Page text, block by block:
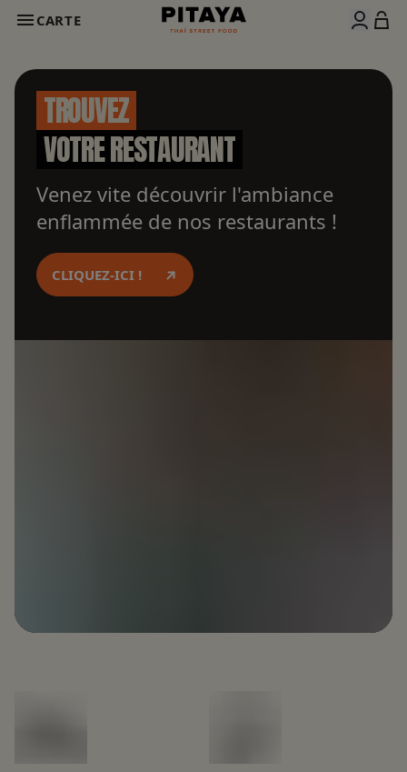
CARTE
TROUVEZ
VOTRE RESTAURANT
Venez vite découvrir l'ambiance
enflammée de nos restaurants !
CLIQUEZ-ICI !